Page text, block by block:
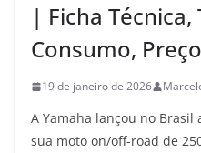
| Ficha Técnica,
Consumo,
19 de janeiro de 2026
A Yamaha lançou no Brasil
sua moto on/off-road de